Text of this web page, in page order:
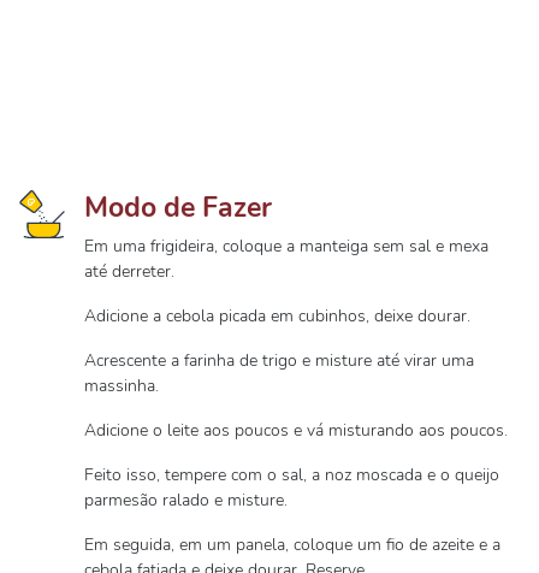
Modo de Fazer
Em uma frigideira, coloque a manteiga sem sal e mexa
até derreter.
Adicione a cebola picada em cubinhos, deixe dourar.
Acrescente a farinha de trigo e misture até virar uma
massinha.
Adicione o leite aos poucos e vá misturando aos poucos.
Feito isso, tempere com o sal, a noz moscada e o queijo
parmesão ralado e misture.
Em seguida, em um panela, coloque um fio de azeite e a